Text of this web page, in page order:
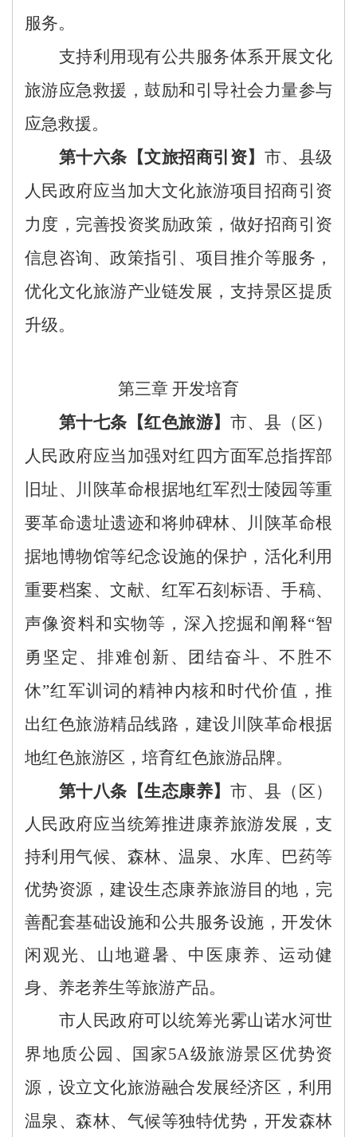
服务。
支持利用现有公共服务体系开展文化
旅游应急救援，鼓励和引导社会力量参与
应急救援。
第十六条【文旅招商引资】 市、县级
人民政府应当加大文化旅游项目招商引资
力度，完善投资奖励政策，做好招商引资
信息咨询、政策指引、项目推介等服务，
优化文化旅游产业链发展，支持景区提质
升级。
第三章 开发培育
第十七条 【红色旅游】 市、县 （区）
人民政府应当 加强对红四方面军总指挥部
旧址、川陕革命根据地红军烈士陵园等重
要革命遗址遗迹和将帅碑林、
川陕革命根
据地博物馆等纪念设施的保护，活化利用
重要档案、文献、红军石刻标语、手稿、
声像资料和实物等，深入挖掘和阐释“智
勇坚定、排难创新、团结奋斗、不胜不
休”红军训词的精神内核和时代价值，推
出红色旅游精品线路，建设川陕革命根据
地红色旅游区，培育红色旅游品牌。
第十八条 【生态康养】 市、县 （区）
人民政府应当统筹推进康养旅游发展，支
持利用气候、森林、温泉、水库、巴药等
优势资源，建设生态康养旅游目的地，完
善配套基础设施和公共服务设施，开发休
闲观光、山地避暑、中医康养、运动健
身、养老养生等旅游产品。
市人民政府可以统筹光雾山诺水河世
界地质公园、国家5A级旅游景区优势资
源，设立文化旅游融合发展经济区，利用
温泉、森林、气候等独特优势，开发森林